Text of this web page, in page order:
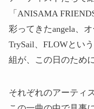
「ANISAMA
彩ってきたangela、
TrySail、FLOWとい
組が、この日のため
それぞれのアーティ